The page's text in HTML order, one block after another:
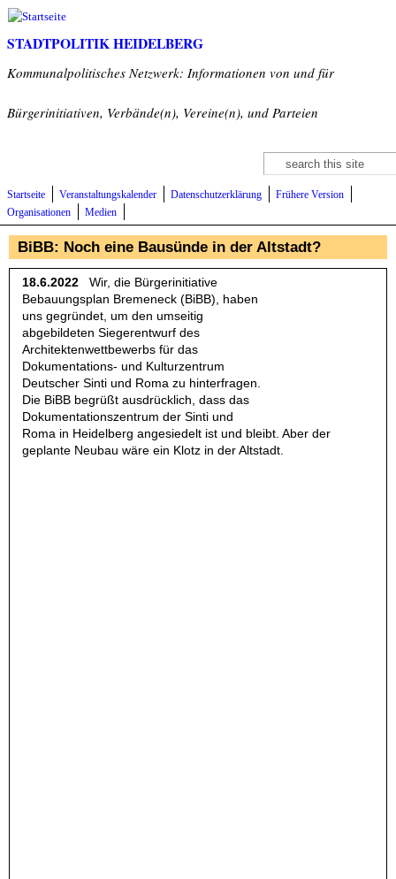
Direkt zum Inhalt
STADTPOLITIK HEIDELBERG
Kommunalpolitisches Netzwerk: Informationen von und für
Bürgerinitiativen, Verbände(n), Vereine(n), und Parteien
Suchformular
Suche
Startseite Veranstaltungskalender Datenschutzerklärung
Frühere Version
Organisationen
Medien
BiBB: Noch eine Bausünde in der Altstadt?
18.6.2022
Wir, die Bürgerinitiative
Bebauungsplan Bremeneck (BiBB), haben
uns gegründet, um den umseitig
abgebildeten Siegerentwurf des
Architektenwettbewerbs für das
Dokumentations- und Kulturzentrum
Deutscher Sinti und Roma zu hinterfragen.
Die BiBB begrüßt ausdrücklich, dass das
Dokumentationszentrum der Sinti und
Roma in Heidelberg angesiedelt ist und bleibt. Aber der
geplante Neubau wäre ein Klotz in der Altstadt.